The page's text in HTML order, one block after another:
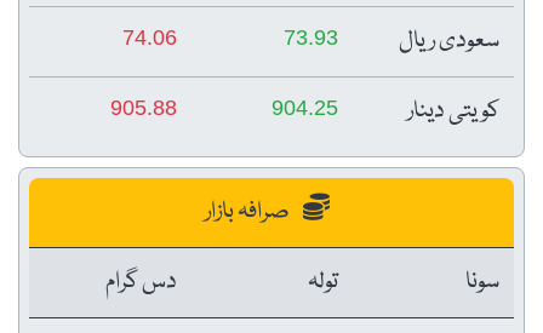
سعودی ریال 73.93
74.06
کویتی دینار 904.25
905.88
صرافہ بازار
سونا
تولہ
دس گرام